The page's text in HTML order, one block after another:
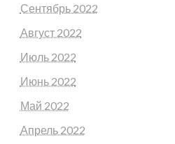
Сентябрь 2022
Август 2022
Июль 2022
Июнь 2022
Май 2022
Апрель 2022